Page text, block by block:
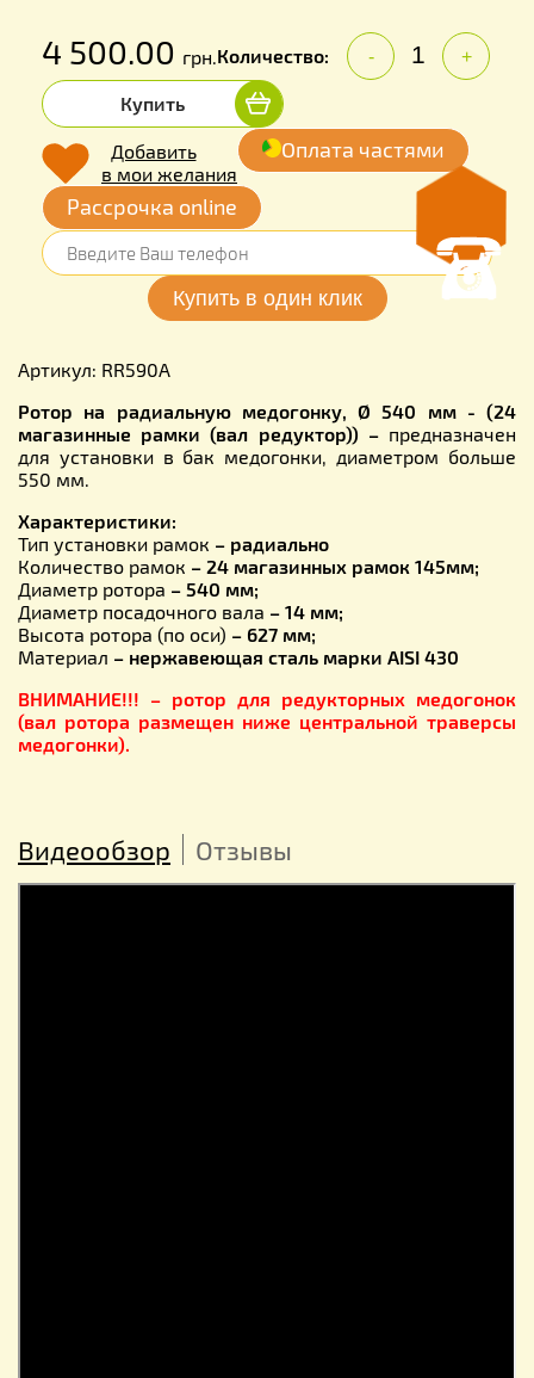
4 500.00 грн.Количество: - +
Купить
Добавить
в мои желания
Оплата частями
Рассрочка online
Артикул: RR590A
Ротор на радиальную медогонку, Ø 540 мм - (24
магазинные рамки (вал редуктор)) – предназначен
для установки в бак медогонки, диаметром больше
550 мм.
Характеристики:
Тип установки рамок – радиально
Количество рамок – 24 магазинных рамок 145мм;
Диаметр ротора – 540 мм;
Диаметр посадочного вала – 14 мм;
Высота ротора (по оси) – 627 мм;
Материал – нержавеющая сталь марки AISI 430
ВНИМАНИЕ!!! – ротор для редукторных медогонок
(вал ротора размещен ниже центральной траверсы
медогонки).
Видеообзор Отзывы